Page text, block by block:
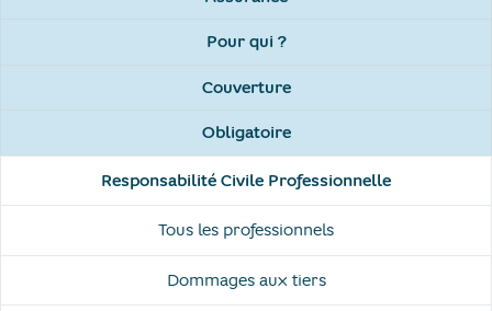
Pour qui ?
Couverture
Obligatoire
Responsabilité Civile Professionnelle
Tous les professionnels
Dommages aux tiers